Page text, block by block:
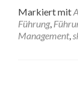
Markiert mit
Führung,
Management,